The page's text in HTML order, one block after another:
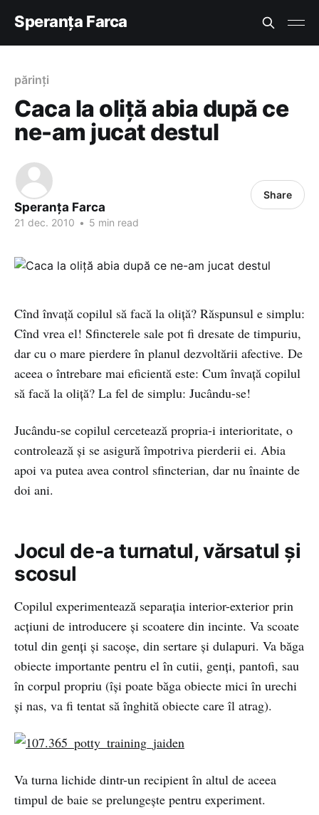
Speranța Farca
părinți
Caca la oliță abia după ce
ne-am jucat destul
Speranța Farca
21 dec. 2010 • 5 min read
Share
Cînd învață copilul să facă la oliță? Răspunsul e simplu:
Cînd vrea el! Sfincterele sale pot fi dresate de timpuriu,
dar cu o mare pierdere în planul dezvoltării afective. De
aceea o întrebare mai eficientă este: Cum învață copilul
să facă la oliță? La fel de simplu: Jucându-se!
Jucându-se copilul cercetează propria-i interioritate, o
controlează și se asigură împotriva pierderii ei. Abia
apoi va putea avea control sfincterian, dar nu înainte de
doi ani.
Jocul de-a turnatul, vărsatul și
scosul
Copilul experimentează separaţia interior-exterior prin
acţiuni de introducere şi scoatere din incinte. Va scoate
totul din genţi şi sacoşe, din sertare şi dulapuri. Va băga
obiecte importante pentru el în cutii, genţi, pantofi, sau
în corpul propriu (îşi poate băga obiecte mici în urechi
şi nas, va fi tentat să înghită obiecte care îl atrag).
Va turna lichide dintr-un recipient în altul de aceea
timpul de baie se prelungește pentru experiment.